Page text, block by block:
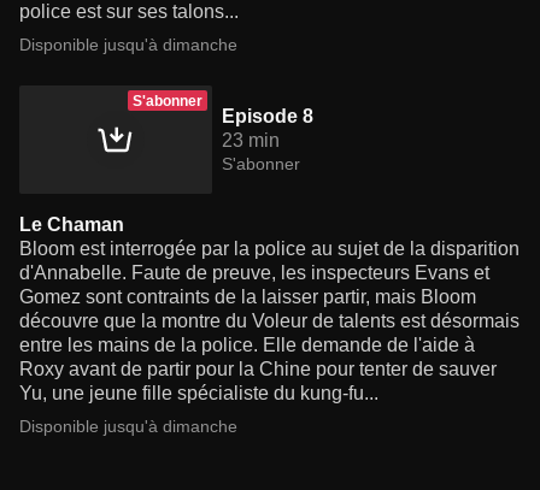
police est sur ses talons...
Disponible jusqu'à dimanche
S'abonner
Episode 8
23 min
S'abonner
Le Chaman
Bloom est interrogée par la police au sujet de la disparition
d'Annabelle. Faute de preuve, les inspecteurs Evans et
Gomez sont contraints de la laisser partir, mais Bloom
découvre que la montre du Voleur de talents est désormais
entre les mains de la police. Elle demande de l'aide à
Roxy avant de partir pour la Chine pour tenter de sauver
Yu, une jeune fille spécialiste du kung-fu...
Disponible jusqu'à dimanche